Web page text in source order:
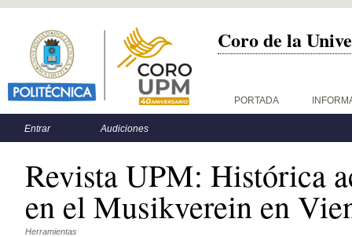
Coro de la
Menú principal PORTADA
Menú secundario
Entrar Audiciones
Revista UPM: Histórica
en el Musikverein en
Herramientas